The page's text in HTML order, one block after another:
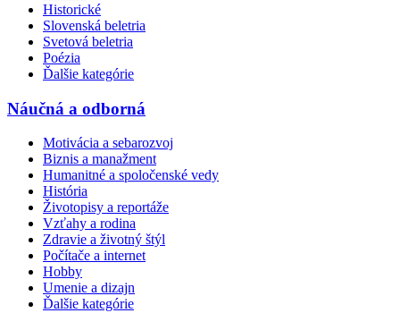
Historické
Slovenská beletria
Svetová beletria
Poézia
Ďalšie kategórie
Náučná a odborná
Motivácia a sebarozvoj
Biznis a manažment
Humanitné a spoločenské vedy
História
Životopisy a reportáže
Vzťahy a rodina
Zdravie a životný štýl
Počítače a internet
Hobby
Umenie a dizajn
Ďalšie kategórie